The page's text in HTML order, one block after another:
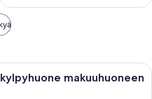
Makuuhuone, jossa on sänky,
makuuhuoneen